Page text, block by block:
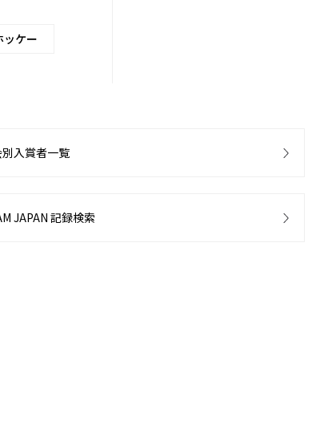
ッケー
入賞者一覧
JAPAN 記録検索